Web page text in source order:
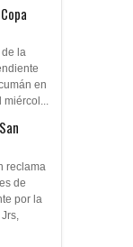
de la
en
miércol...
reclama
de
por la